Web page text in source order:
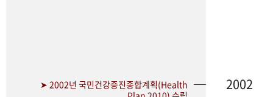
➤ 2002년 국민건강증진종합계획(Health
2002